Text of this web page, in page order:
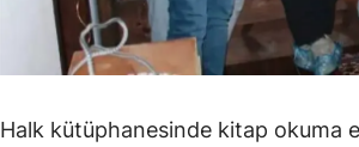
Malatya
Manisa
Halk kütüphanesinde kitap okuma